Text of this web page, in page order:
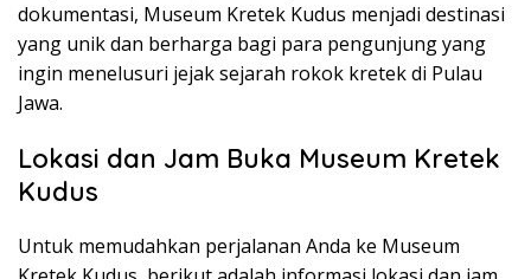
dokumentasi, Museum Kretek Kudus menjadi destinasi
yang unik dan berharga bagi para pengunjung yang
ingin menelusuri jejak sejarah rokok kretek di Pulau
Jawa.
Lokasi dan Jam Buka Museum Kretek
Kudus
Untuk memudahkan perjalanan Anda ke Museum